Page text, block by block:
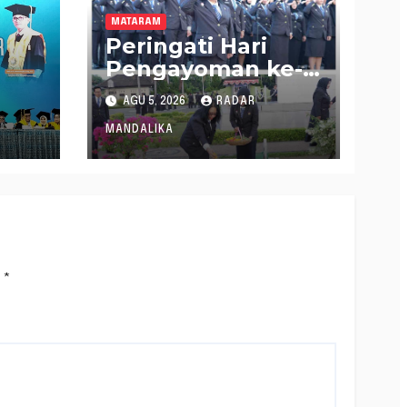
MATARAM
Peringati Hari
Pengayoman ke-
81, Kakanwil
Kemenkum NTB
Pimpin Ziarah dan
Tabur Bunga di
AGU 5, 2026 RADAR
MANDALIKA
*